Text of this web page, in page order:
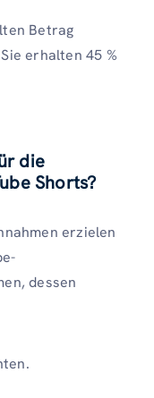
Betrag
erhalten 45 %
die
Shorts?
erzielen
dessen